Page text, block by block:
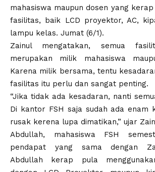
mahasiswa maupun dosen yang
fasilitas, baik LCD proyektor, AC,
lampu kelas. Jumat (6/1).
Zainul mengatakan, semua
merupakan milik mahasiswa
Karena milik bersama, tentu
fasilitas itu perlu dan sangat penting.
“Jika tidak ada kesadaran, nanti
Di kantor FSH saja sudah ada enam
rusak kerena lupa dimatikan,” ujar
Abdullah, mahasiswa FSH
pendapat yang sama dengan
Abdullah kerap pula